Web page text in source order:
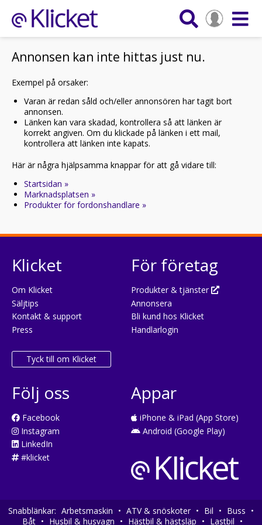
Annonsen kan inte hittas just nu.
Exempel på orsaker:
Varan är redan såld och/eller annonsören har tagit bort
annonsen.
Länken kan vara skadad, kontrollera så att länken är
korrekt angiven. Om du klickade på länken i ett mail,
kontrollera att länken inte kapats.
Här är några hjälpsamma knappar för att gå vidare till:
Startsidan »
Marknadsplatsen »
Produkter för fordonshandlare »
Klicket
Om Klicket
Säljtips
Kontakt & support
Press
Tyck till om Klicket
För företag
Produkter & tjänster
Annonsera
Bli kund hos Klicket
Handlarlogin
Följ oss
Facebook
Instagram
LinkedIn
#klicket
Appar
iPhone & iPad (App Store)
Android (Google Play)
Snabblänkar: Arbetsmaskin • ATV & snöskoter • Bil • Buss •
Båt • Husbil & husvagn • Hästbil & hästsläp • Lastbil •